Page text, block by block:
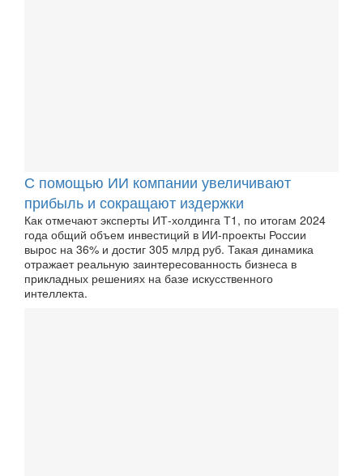
С помощью ИИ компании увеличивают
прибыль и сокращают издержки
Как отмечают эксперты ИТ-холдинга Т1, по итогам 2024
года общий объем инвестиций в ИИ-проекты России
вырос на 36% и достиг 305 млрд руб. Такая динамика
отражает реальную заинтересованность бизнеса в
прикладных решениях на базе искусственного
интеллекта.